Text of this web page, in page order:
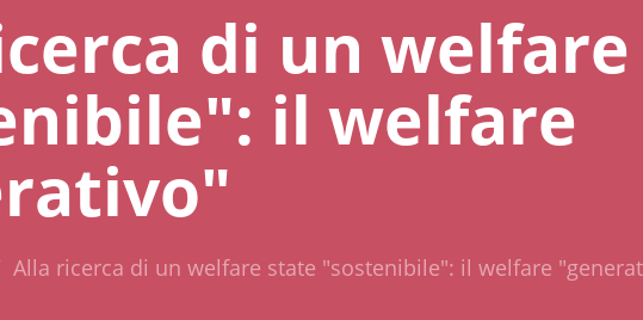
di un
il welfare
Alla ricerca di un welfare state "sostenibile": il welfare